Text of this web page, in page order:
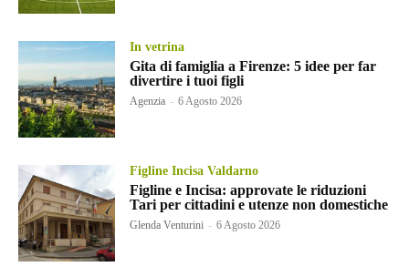
In vetrina
Gita di famiglia a Firenze: 5 idee per far
divertire i tuoi figli
Agenzia - 6 Agosto 2026
Figline Incisa Valdarno
Figline e Incisa: approvate le riduzioni
Tari per cittadini e utenze non domestiche
Glenda Venturini - 6 Agosto 2026